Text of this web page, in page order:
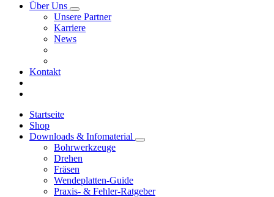
Über Uns
Unsere Partner
Karriere
News
Kontakt
Startseite
Shop
Downloads & Infomaterial
Bohrwerkzeuge
Drehen
Fräsen
Wendeplatten-Guide
Praxis- & Fehler-Ratgeber